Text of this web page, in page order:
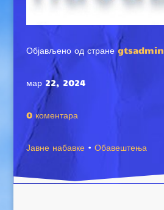
Објављено од странеgtsadmin
мар 22, 2024
0 коментара
Јавне набавке · Обавештења